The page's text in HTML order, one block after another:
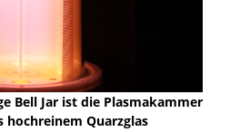
Bell Jar ist die Plasmakammer
hochreinem Quarzglas